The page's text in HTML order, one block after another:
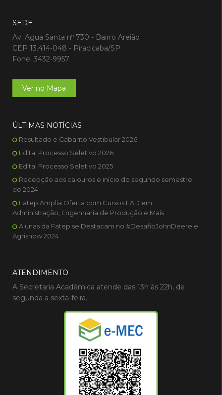
SEDE
Av. Agua Santa nº 730 - Bairro Areião
CEP 13.414-048 - Piracicaba/SP
Fone: 3432-9957
Ver no Mapa
ÚLTIMAS NOTÍCIAS
Resultado e Gabarito Vestibular 2026
Edital Processo Seletivo 2026
Edital Processo Seletivo 2025
Recepção aos calouros e início do segundo semestre
de 2024
Fatep Amplia Oferta com Cursos EAD em
Administração, Engenharia de Produção e Mais
Alunas da Fatep se Destacam no #DesafioJohnDeere e
Agrishow 2024
ATENDIMENTO
A Secretaria Acadêmica atende das 13h às 22h, de
segunda a sexta-feira.